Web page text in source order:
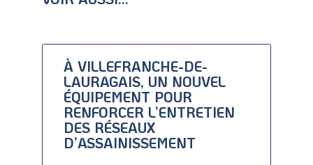
À VILLEFRANCHE-DE-
LAURAGAIS, UN NOUVEL
ÉQUIPEMENT POUR
RENFORCER L’ENTRETIEN
DES RÉSEAUX
D’ASSAINISSEMENT